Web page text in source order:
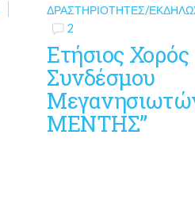
ΔΡΑΣΤΗΡΙΌΤΗΤΕΣ/
2
Ετήσιος Χορός
Συνδέσμου
ΜΕΝΤΗΣ”